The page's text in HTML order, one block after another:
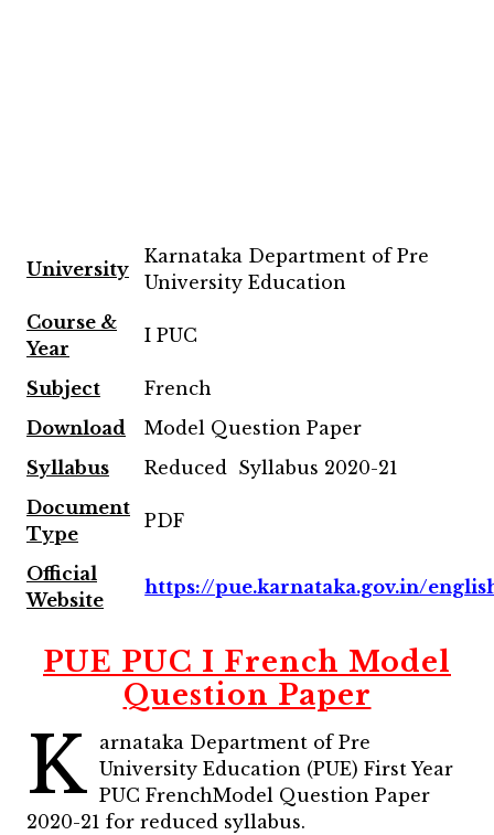
University
Karnataka Department of Pre
University Education
Course &
Year
I PUC
Subject
French
Download
Model Question Paper
Syllabus
Reduced Syllabus 2020-21
Document
Type
PDF
Official
Website
https://pue.karnataka.gov.in/
PUE PUC I French Model
Question Paper
K
arnataka Department of Pre
University Education (PUE) First Year
PUC FrenchModel Question Paper
2020-21 for reduced syllabus.